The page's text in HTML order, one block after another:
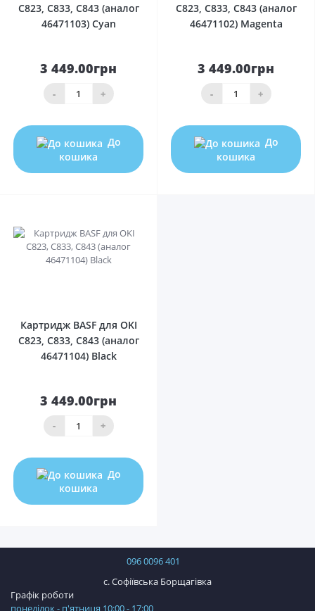
C823, C833, C843 (аналог
46471103) Cyan
3 449.00грн
- +
До
кошика
C823, C833, C843 (аналог
46471102) Magenta
3 449.00грн
- +
До
кошика
Картридж BASF для OKI
C823, C833, C843 (аналог
46471104) Black
3 449.00грн
- +
До
кошика
096 0096 401
с. Софіївська Борщагівка
Графік роботи